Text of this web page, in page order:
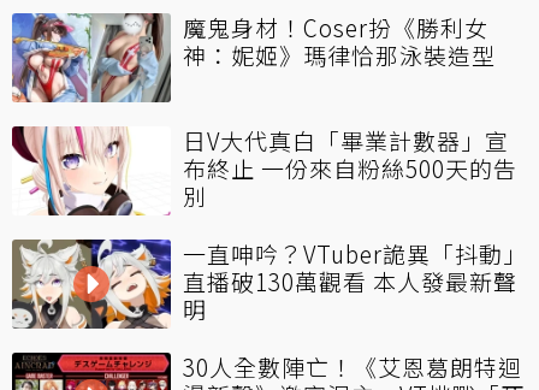
魔鬼身材！Coser扮《勝利女
神：妮姬》瑪律恰那泳裝造型
日V大代真白「畢業計數器」宣
布終止 一份來自粉絲500天的告
別
一直呻吟？VTuber詭異「抖動」
直播破130萬觀看 本人發最新聲
明
30人全數陣亡！《艾恩葛朗特迴